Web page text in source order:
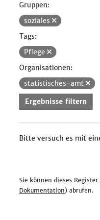
Gruppen:
soziales
Tags:
Pflege
Organisationen:
statistisches-amt
Ergebnisse filtern
Bitte versuch es mit
Sie können dieses
Dokumentation) abrufen.